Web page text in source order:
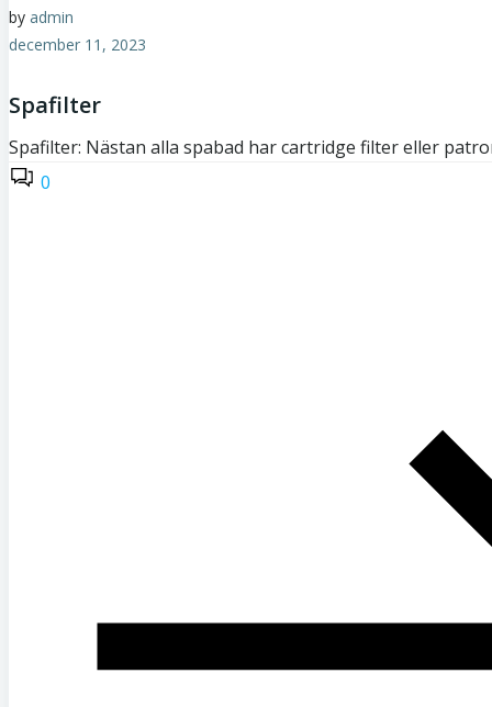
by admin
december 11, 2023
Spafilter
Spafilter: Nästan alla spabad har cartridge filter eller
0